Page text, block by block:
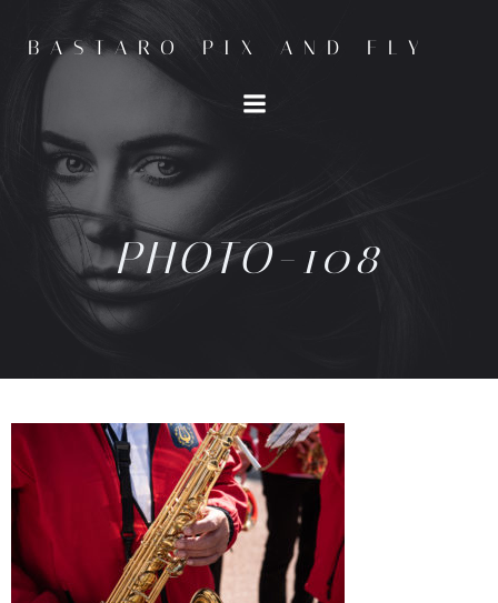
BASTARO PIX AND FLY
PHOTO-108